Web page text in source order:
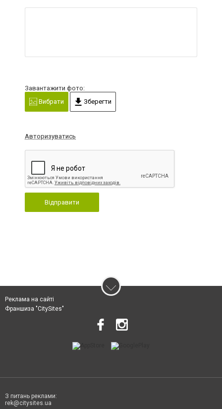
Завантажити фото:
Вибрати
Зберегти
Авторизуватись
Відправити
Реклама на сайті
Франшиза "CitySites"
З питань реклами:
rek@citysites.ua